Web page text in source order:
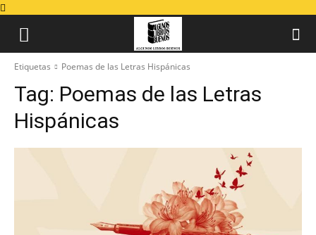
Etiquetas Poemas de las Letras Hispánicas
Tag: Poemas de las Letras
Hispánicas